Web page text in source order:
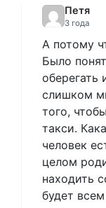
Петя
3 года
А потому
Было
оберегать
слишком
того,
такси.
человек
целом
находить
будет